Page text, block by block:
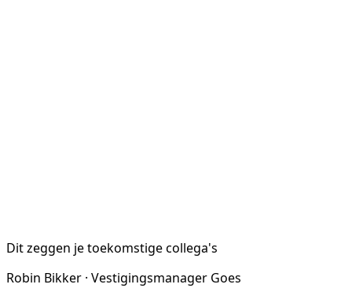
Dit zeggen je toekomstige collega's
Robin Bikker · Vestigingsmanager Goes